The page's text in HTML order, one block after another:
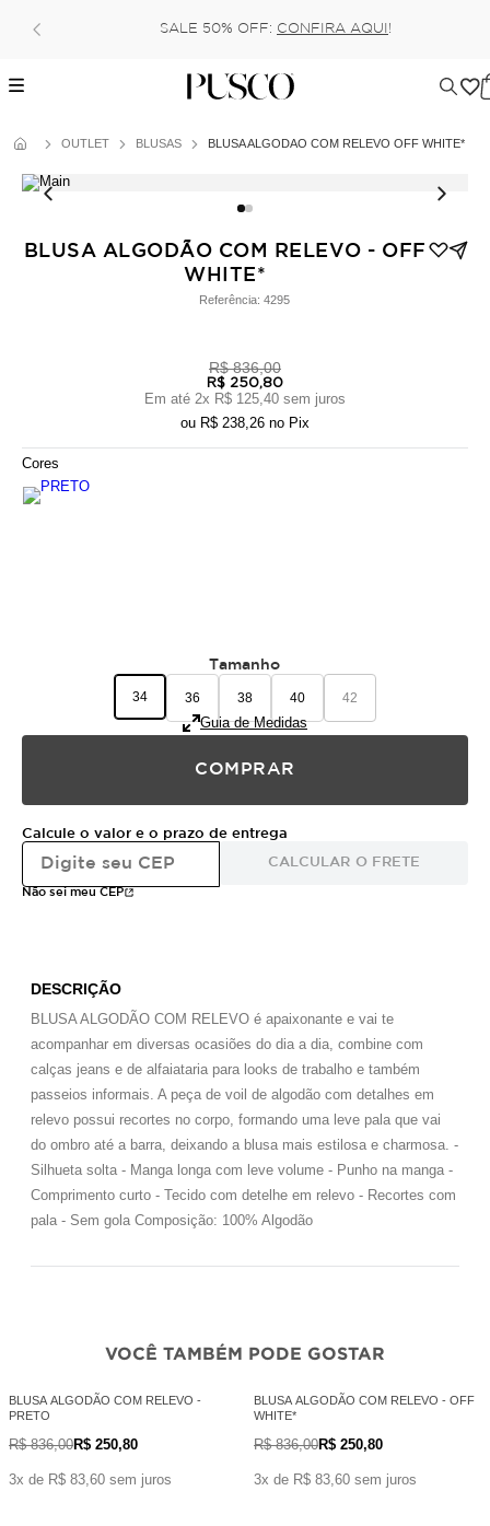
SALE 50% OFF: CONFIRA AQUI !
OUTLET BLUSAS BLUSA ALGODÃO COM RELEVO OFF WHITE*
BLUSA ALGODÃO COM RELEVO - OFF
WHITE*
Referência:4295
R$ 836,00
R$ 250,80
Em até 2x R$ 125,40 sem juros
ou R$ 238,26 no Pix
Cores
Tamanho
34 36 38 40 42
Guia de Medidas
COMPRAR
Calcule o valor e o prazo de entrega
CALCULAR O FRETE
Não sei meu CEP
DESCRIÇÃO
BLUSA ALGODÃO COM RELEVO é apaixonante e vai te
acompanhar em diversas ocasiões do dia a dia, combine com
calças jeans e de alfaiataria para looks de trabalho e também
passeios informais. A peça de voil de algodão com detalhes em
relevo possui recortes no corpo, formando uma leve pala que vai
do ombro até a barra, deixando a blusa mais estilosa e charmosa. -
Silhueta solta - Manga longa com leve volume - Punho na manga -
Comprimento curto - Tecido com detelhe em relevo - Recortes com
pala - Sem gola Composição: 100% Algodão
VOCÊ TAMBÉM PODE GOSTAR
BLUSA ALGODÃO COM RELEVO -
PRETO
R$ 836,00R$ 250,80
3x de R$ 83,60 sem juros
BLUSA ALGODÃO COM RELEVO - OFF
WHITE*
R$ 836,00R$ 250,80
3x de R$ 83,60 sem juros